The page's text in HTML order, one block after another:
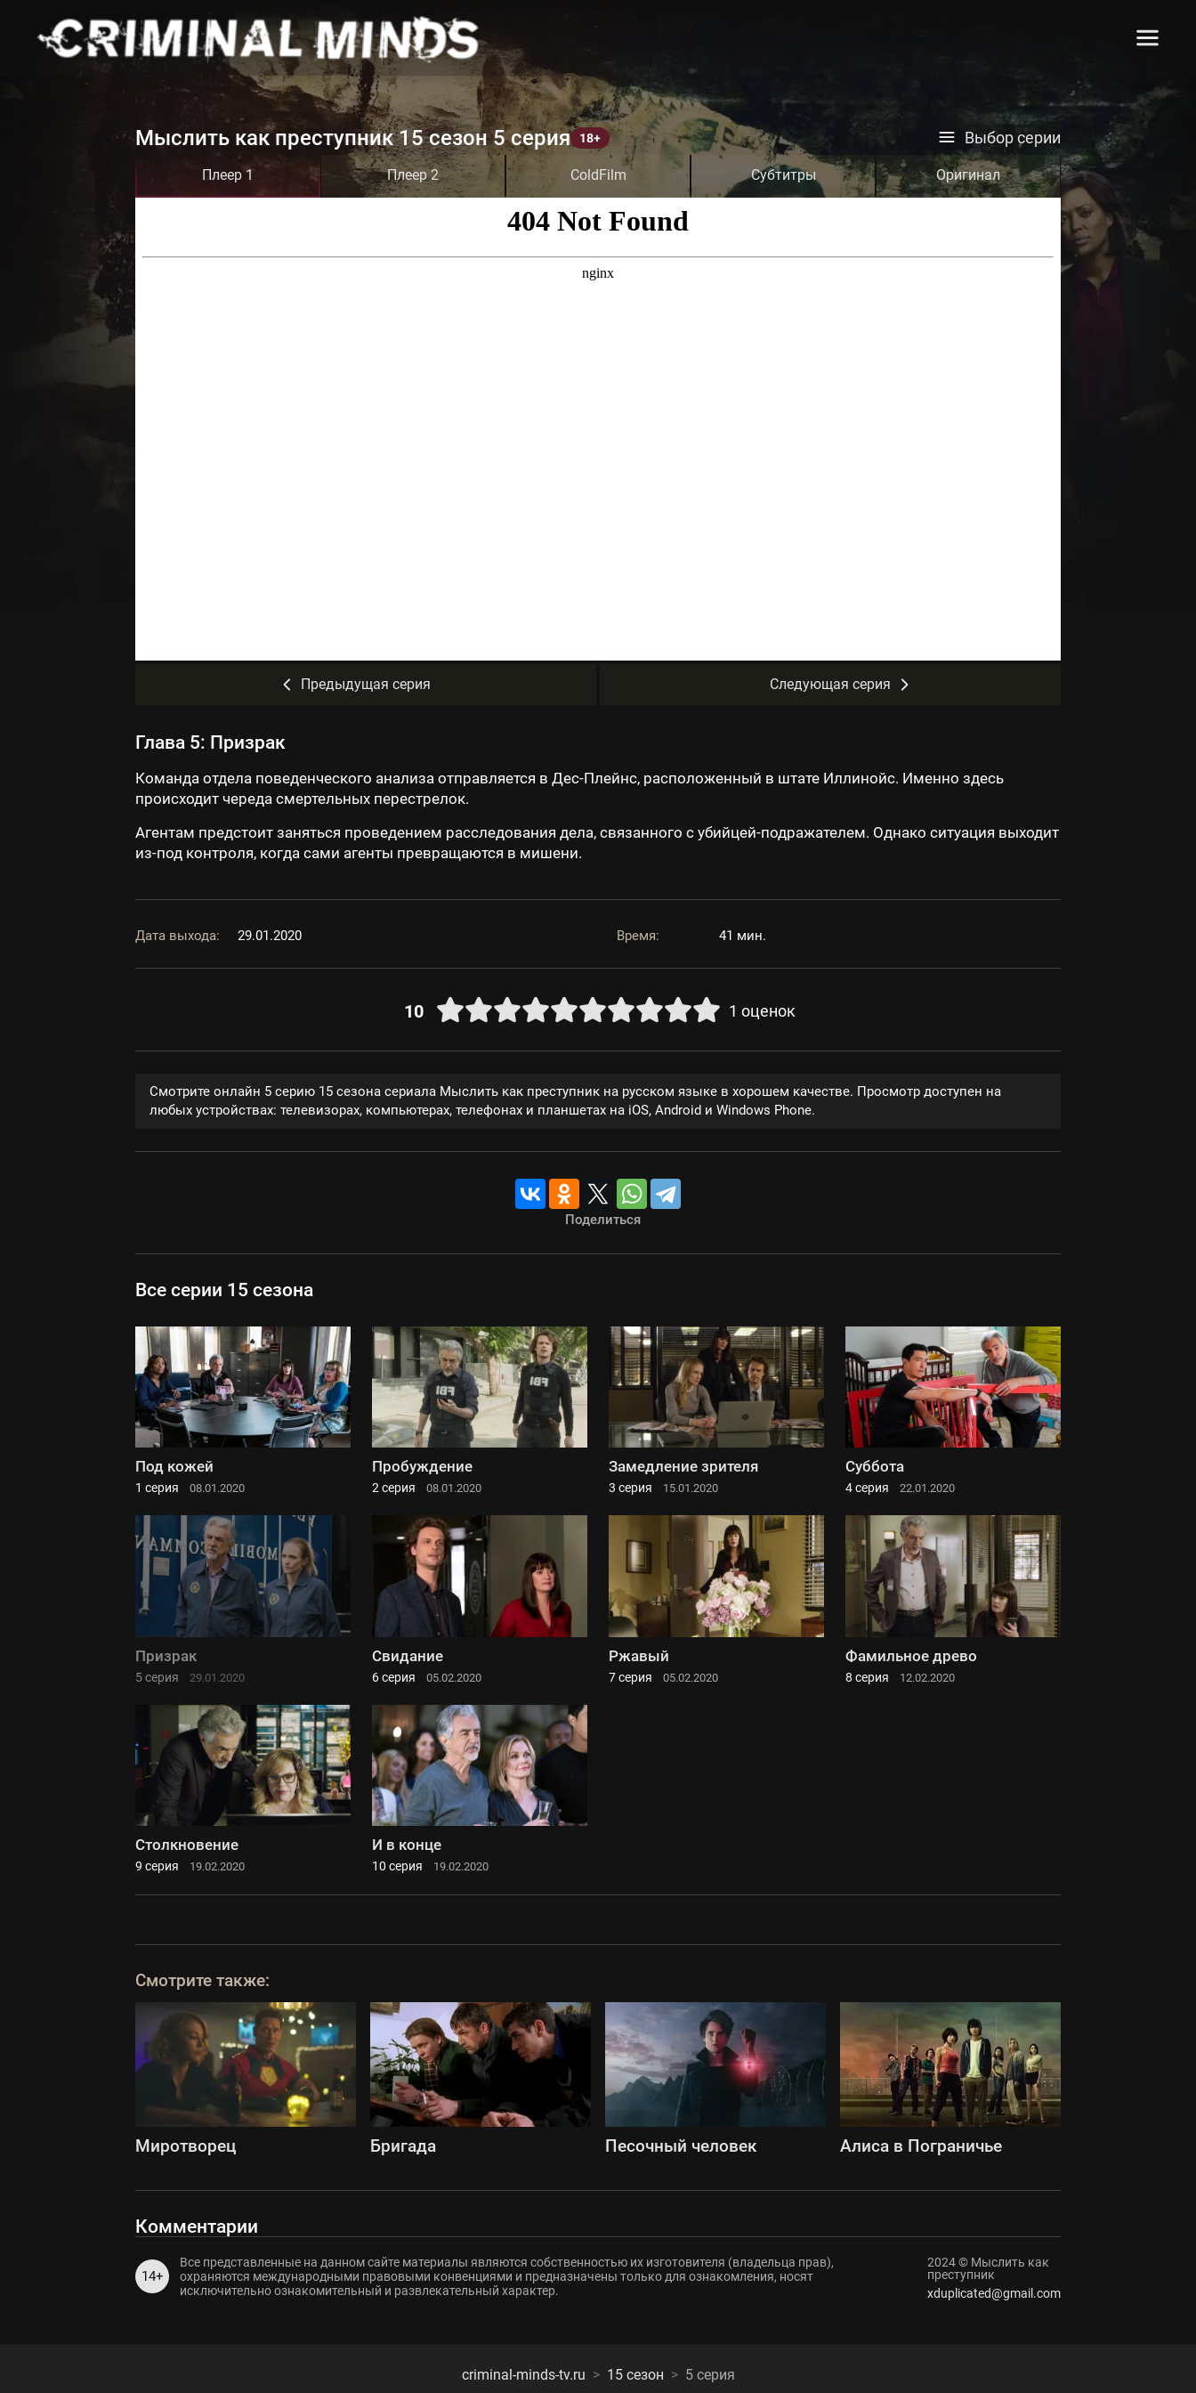
Мыслить как преступник 15 сезон 5 серия Выбор серии
Плеер 1 Плеер 2 ColdFilm Субтитры Оригинал
Предыдущая серия Следующая серия
Глава 5: Призрак
Команда отдела поведенческого анализа отправляется в Дес-Плейнс, расположенный в штате Иллинойс. Именно здесь
происходит череда смертельных перестрелок.
Агентам предстоит заняться проведением расследования дела, связанного с убийцей-подражателем. Однако ситуация выходит
из-под контроля, когда сами агенты превращаются в мишени.
Дата выхода: 29.01.2020 Время: 41 мин.
10 1 оценок
Смотрите онлайн 5 серию 15 сезона сериала Мыслить как преступник на русском языке в хорошем качестве. Просмотр доступен на
любых устройствах: телевизорах, компьютерах, телефонах и планшетах на iOS, Android и Windows Phone.
Поделиться
Все серии 15 сезона
Под кожей
1 серия 08.01.2020
Пробуждение
2 серия 08.01.2020
Замедление зрителя
3 серия 15.01.2020
Суббота
4 серия 22.01.2020
Призрак
5 серия 29.01.2020
Свидание
6 серия 05.02.2020
Ржавый
7 серия 05.02.2020
Фамильное древо
8 серия 12.02.2020
Столкновение
9 серия 19.02.2020
И в конце
10 серия 19.02.2020
Смотрите также:
Миротворец Бригада Песочный человек Алиса в Пограничье
Комментарии
14+
Все представленные на данном сайте материалы являются собственностью их изготовителя (владельца прав),
охраняются международными правовыми конвенциями и предназначены только для ознакомления, носят
исключительно ознакомительный и развлекательный характер.
2024 © Мыслить как
преступник
xduplicated@gmail.com
criminal-minds-tv.ru 15 сезон 5 серия